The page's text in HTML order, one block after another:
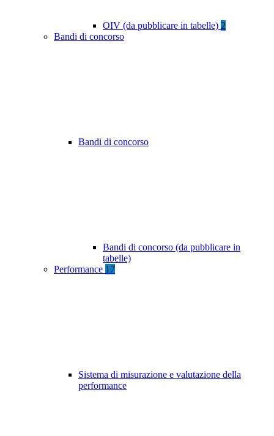
OIV (da pubblicare in tabelle) 2
Bandi di concorso
Bandi di concorso
Bandi di concorso (da pubblicare in
tabelle)
Performance 17
Sistema di misurazione e valutazione della
performance